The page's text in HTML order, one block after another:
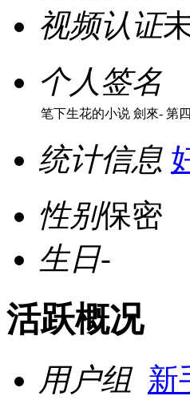
视频认证
个人签名
笔下生花的小说 劍來- 第
统计信息
性别保密
生日-
活跃概况
用户组 新